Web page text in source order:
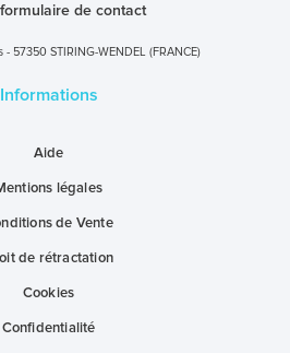
de contact
- 57350 STIRING-WENDEL (FRANCE)
Informations
Aide
légales
de Vente
de rétractation
Cookies
Confidentialité